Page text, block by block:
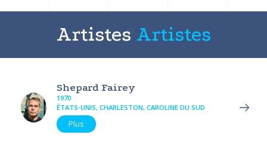
Artistes Artistes
Shepard Fairey
1970
ÉTATS-UNIS, CHARLESTON, CAROLINE DU SUD
Plus